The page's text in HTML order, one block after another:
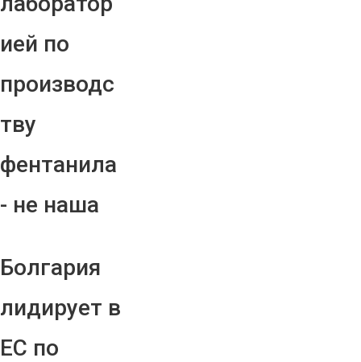
ией по
производс
тву
фентанила
- не наша
Болгария
лидирует в
ЕС по